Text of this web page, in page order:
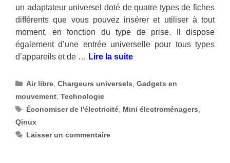
un adaptateur universel doté de quatre types de fiches
différents que vous pouvez insérer et utiliser à tout
moment, en fonction du type de prise. Il dispose
également d’une entrée universelle pour tous types
d’appareils et de … Lire la suite
Catégories
Air libre ,Chargeurs universels ,Gadgets en
mouvement Technologie
Étiquettes
Économiser de l'électricité Mini électroménagers
Qinux
Laisser un commentaire